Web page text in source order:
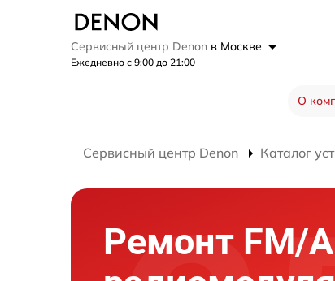
Сервисный центр Denon в Москве
Ежедневно с 9:00 до 21:00
О
Сервисный центр Denon Каталог
Ремонт FM/